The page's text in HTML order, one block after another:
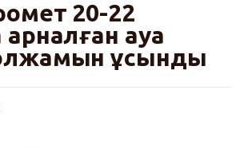
20-22
арналған ауа
ұсынды